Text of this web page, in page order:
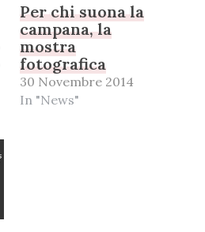
Per chi suona la
campana, la
mostra
fotografica
30 Novembre 2014
In "News"